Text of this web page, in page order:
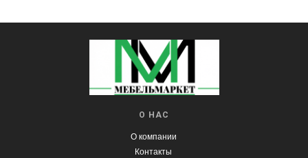
О НАС
О компании
Контакты